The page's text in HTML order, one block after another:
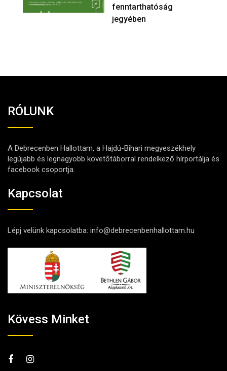
fenntarthatóság
jegyében
RÓLUNK
A Debrecenben Hallottam, a Hajdú-Bihari megyeszékhely
legújabb és legnagyobb követőtáborral rendelkező hírportálja és
facebook csoportja.
Kapcsolat
Lépj velünk kapcsolatba: info@debrecenbenhallottam.hu
Kövess Minket